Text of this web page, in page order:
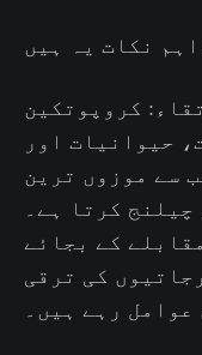
کروپوتکین
حیوانیات اور
سے موزوں ترین
کرتا ہے۔
کے بجائے
کی ترقی
عوامل رہے ہیں۔